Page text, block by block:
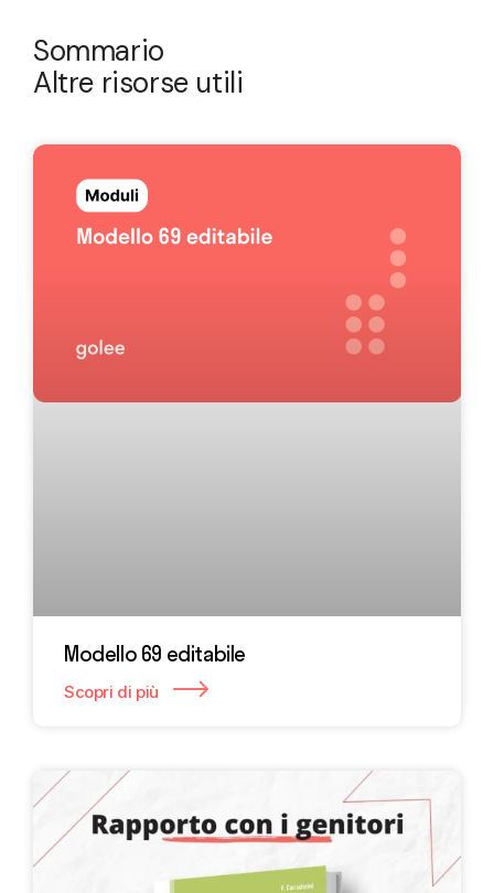
Sommario
Altre risorse utili
Modello 69 editabile
Scopri di più